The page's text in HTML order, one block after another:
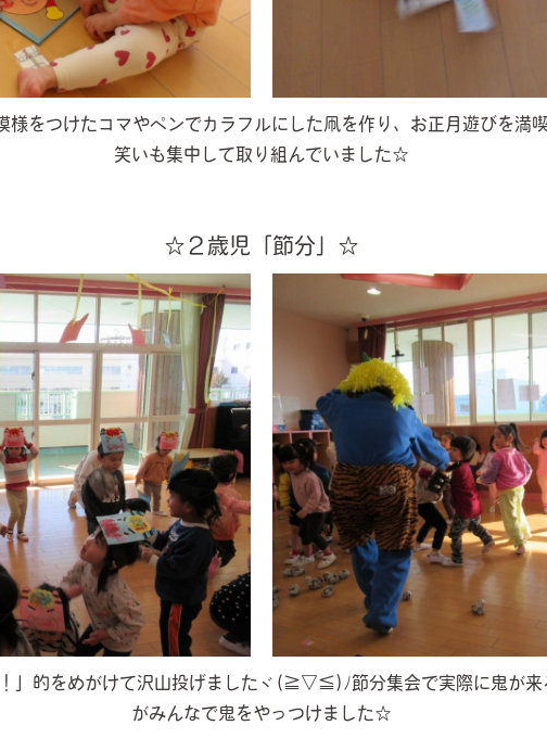
様をつけたコマやペンでカラフルにした凧を作り、お正月遊びを
笑いも集中して取り組んでいました☆
☆２歳児「節分」☆
」的をめがけて沢山投げましたヾ(≧▽≦)ﾉ節分集会で実際に鬼が来
がみんなで鬼をやっつけました☆